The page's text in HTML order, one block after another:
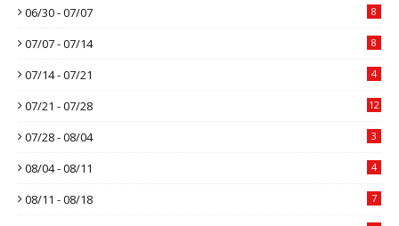
06/30 - 07/07 8
07/07 - 07/14 8
07/14 - 07/21 4
07/21 - 07/28 12
07/28 - 08/04 3
08/04 - 08/11 4
08/11 - 08/18 7